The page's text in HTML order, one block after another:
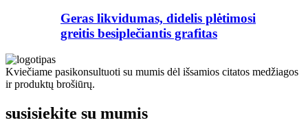
Geras likvidumas, didelis plėtimosi
greitis besiplečiantis grafitas
Kviečiame pasikonsultuoti su mumis dėl išsamios citatos medžiagos
ir produktų brošiūrų.
susisiekite su mumis